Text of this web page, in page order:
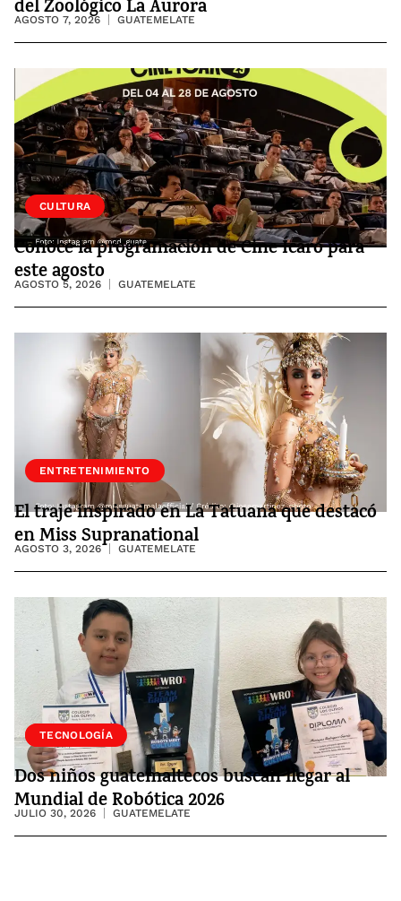
del Zoológico La Aurora
AGOSTO 7, 2026 GUATEMELATE
CULTURA
Conoce la programación de Cine Ícaro para
este agosto
AGOSTO 5, 2026 GUATEMELATE
ENTRETENIMIENTO
El traje inspirado en La Tatuana que destacó
en Miss Supranational
AGOSTO 3, 2026 GUATEMELATE
SOCIEDAD
TECNOLOGÍA
Dos niños guatemaltecos buscan llegar al
Mundial de Robótica 2026
JULIO 30, 2026 GUATEMELATE